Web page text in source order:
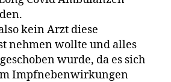
kein Arzt diese
nehmen wollte und alles
wurde, da es sich
Impfnebenwirkungen